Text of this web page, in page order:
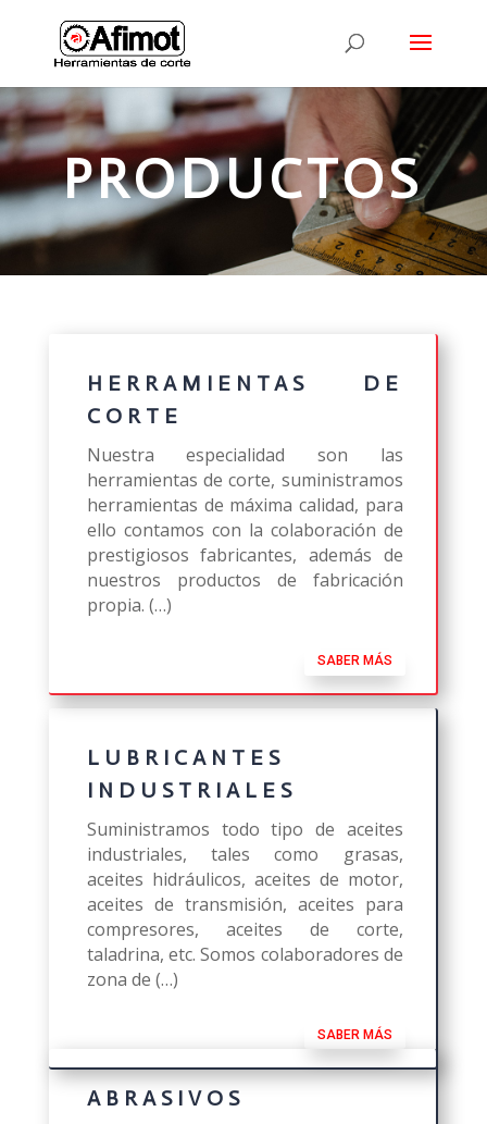
PRODUCTOS
HERRAMIENTAS DE
CORTE
Nuestra especialidad son las
herramientas de corte, suministramos
herramientas de máxima calidad, para
ello contamos con la colaboración de
prestigiosos fabricantes, además de
nuestros productos de fabricación
propia. (…)
SABER MÁS
LUBRICANTES
INDUSTRIALES
Suministramos todo tipo de aceites
industriales, tales como grasas,
aceites hidráulicos, aceites de motor,
aceites de transmisión, aceites para
compresores, aceites de corte,
taladrina, etc. Somos colaboradores de
zona de (…)
SABER MÁS
ABRASIVOS